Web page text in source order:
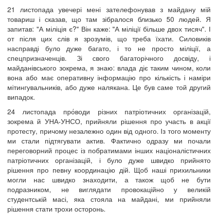
21 листопада увечері мені зателефонував з майдану мій
товариш і сказав, що там зібралося близько 50 людей. Я
запитав: "А міліція є?" Він каже: "А міліції більше двох тисяч". І
от після цих слів я зрозумів, що треба їхати. Силовиків
насправді було дуже багато, і то не просто міліції, а
спецпризначенців. Зі свого багаторічного досвіду, і
майданівського зокрема, я знаю: влада діє таким чином, коли
вона або має оперативну інформацію про кількість і наміри
мітингувальників, або дуже налякана. Це був саме той другий
випадок.
24 листопада про́води різних патріотичних організацій,
зокрема й УНА-УНСО, прийняли рішення про участь в акції
протесту, причому незалежно один від одного. Із того моменту
ми стали підтягувати актив. Фактично одразу ми почали
переговорний процес із побратимами інших націоналістичних
патріотичних організацій, і було дуже швидко прийнято
рішення про певну координацію дій. Щоб наші прихильники
могли нас швидко знаходити, а також щоб не бути
подразником, не виглядати провокаційно у великій
студентській масі, яка стояла на майдані, ми прийняли
рішення стати трохи осторонь.